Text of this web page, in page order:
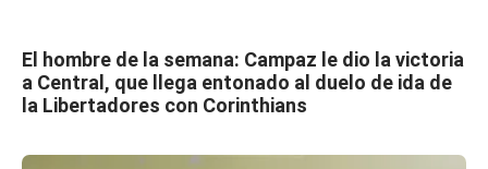
El hombre de la semana: Campaz le dio la victoria
a Central, que llega entonado al duelo de ida de
la Libertadores con Corinthians